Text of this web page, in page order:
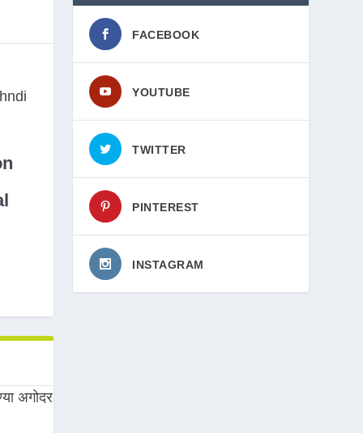
FACEBOOK
YOUTUBE
TWITTER
PINTEREST
INSTAGRAM